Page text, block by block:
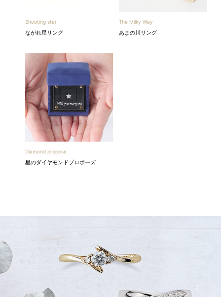
Shooting star
ながれ星リング
The Milky Way
あまの川リング
Diamond propose
星のダイヤモンドプロポーズ